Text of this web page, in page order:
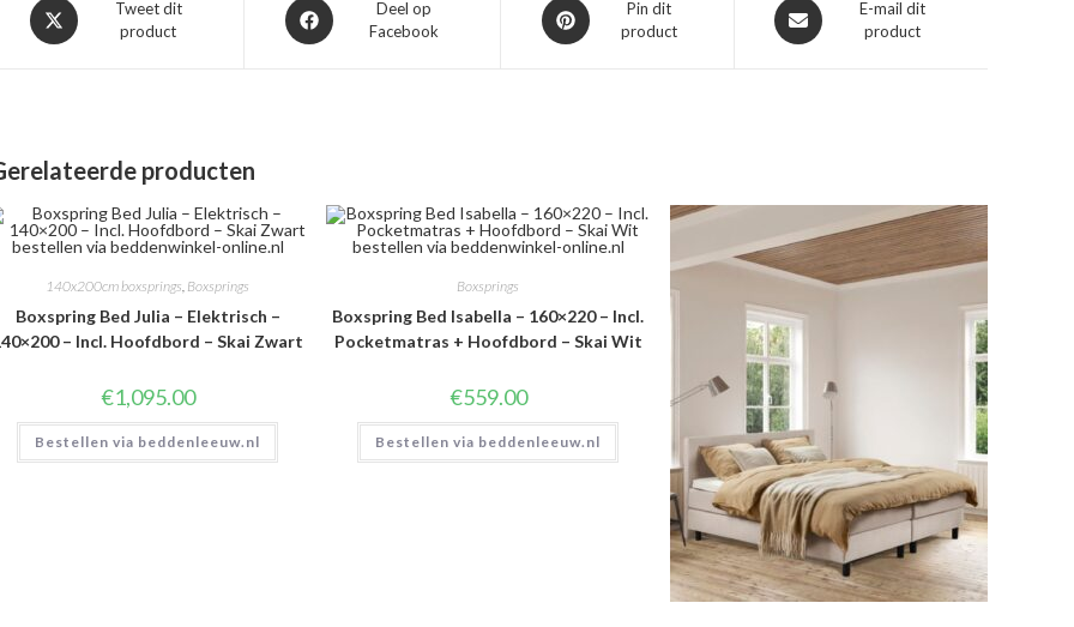
Opent
in
Tweet dit
product
Opent
in
Deel op
Facebook
Opent
in
Pin dit
product
Opent
in
E-mail dit
product
producten
140x200cm boxsprings, Boxsprings
Boxspring Bed Julia – Elektrisch –
– Incl. Hoofdbord – Skai Zwart
€1,095.00
Bestellen via beddenleeuw.nl
Boxsprings
Boxspring Bed Isabella – 160×220 – Incl.
Pocketmatras + Hoofdbord – Skai Wit
€559.00
Bestellen via beddenleeuw.nl